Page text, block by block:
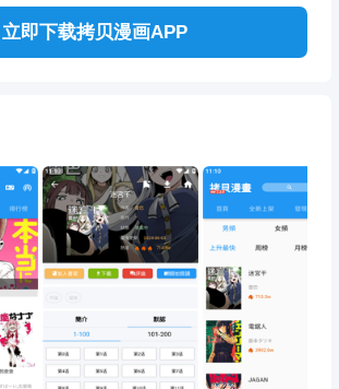
立即下载拷贝漫画APP